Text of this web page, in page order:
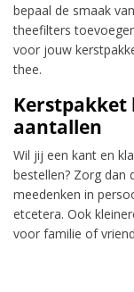
bepaal de smaak
theefilters
voor jouw
thee.
Kerstpakket
aantallen
Wil jij een kant en
bestellen? Zorg dan
meedenken in
etcetera. Ook
voor familie of